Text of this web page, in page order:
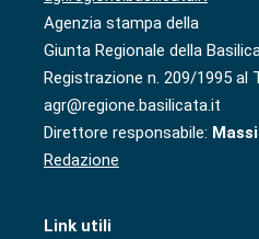
Agenzia stampa della
Giunta Regionale della
Registrazione n. 209/1995 al
agr@regione.basilicata.it
Direttore responsabile:
Redazione
Link utili